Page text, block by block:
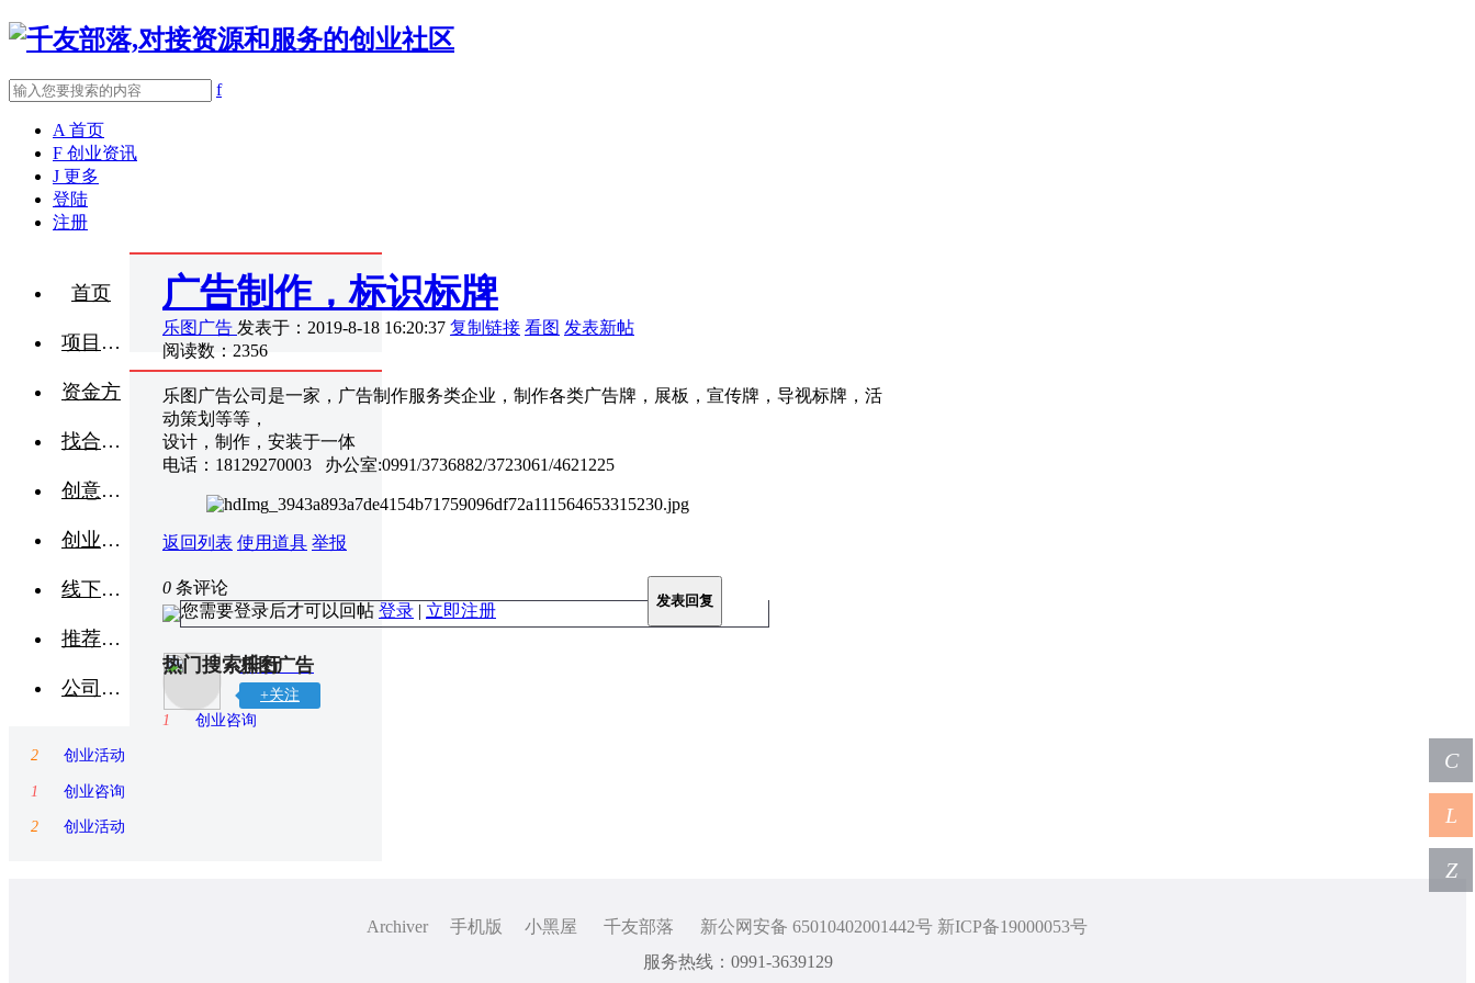
f
A 首页
F 创业资讯
J 更多
登陆
注册
首页
项目融资
资金方
找合伙人
创意点子
创业交流
线下活动
推荐企业
公司转让
广告制作，标识标牌
乐图广告 发表于：2019-8-18 16:20:37 复制链接 看图 发表新帖
阅读数：2356
乐图广告公司是一家，广告制作服务类企业，制作各类广告牌，展板，宣传牌，导视标牌，活
动策划等等，
设计，制作，安装于一体
电话：18129270003 办公室:0991/3736882/3723061/4621225
返回列表 使用道具 举报
0 条评论
您需要登录后才可以回帖 登录 | 立即注册
发表回复
乐图广告
+关注
热门搜索排行
1 创业咨询
2 创业活动
1 创业咨询
2 创业活动
Archiver 手机版 小黑屋 千友部落
新公网安备 65010402001442号 新ICP备19000053号
服务热线：0991-3639129
C
L
Z